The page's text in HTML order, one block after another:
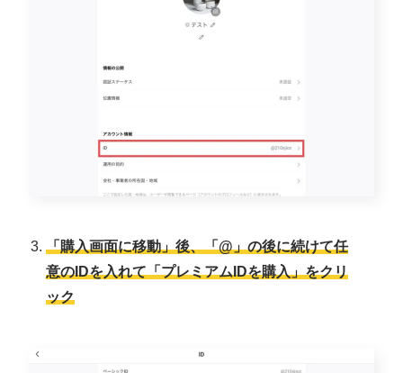
「購入画面に移動」後、「@」の後に続けて任
意のIDを入れて「プレミアムIDを購入」をクリ
ック